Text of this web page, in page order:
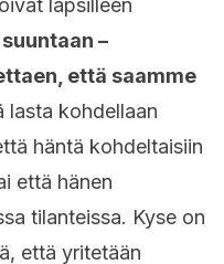
lapsilleen
–
että saamme
lasta kohdellaan
häntä kohdeltaisiin
että hänen
tilanteissa. Kyse on
että yritetään